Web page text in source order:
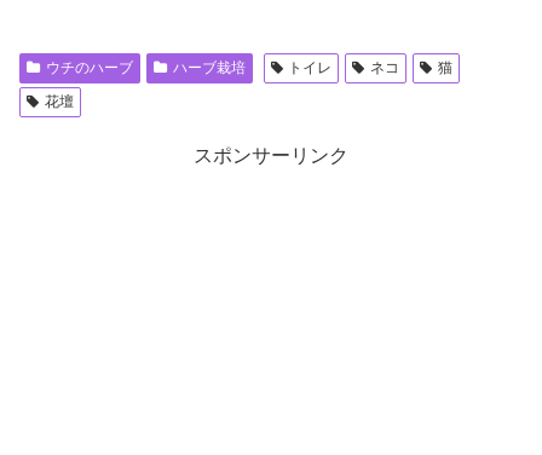
ウチのハーブ ハーブ栽培 トイレ ネコ
猫
花壇
スポンサーリンク